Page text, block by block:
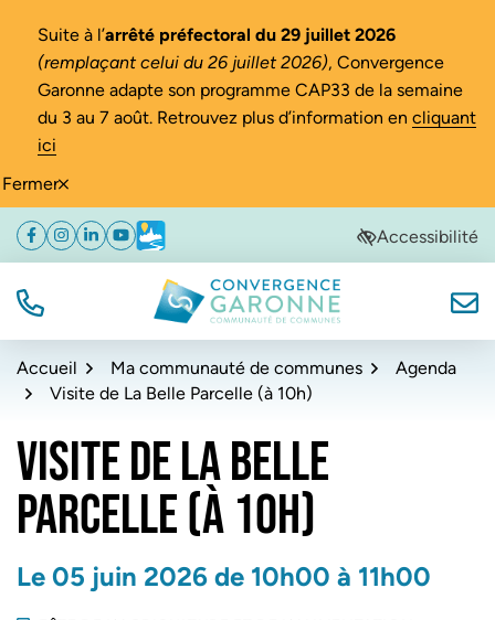
Fermer
Suite à l’arrêté préfectoral du 29 juillet 2026
(remplaçant celui du 26 juillet 2026), Convergence
Garonne adapte son programme CAP33 de la semaine
du 3 au 7 août. Retrouvez plus d’information en cliquant
ici
Aller
navigation
Aller
au
Aller
au
de
Facebook
(ouverture dans un nouvel onglet)
Instagram
(ouverture dans un nouvel onglet)
Linkedin
(ouverture dans un nouvel onglet)
YouTube
(ouverture dans un nouvel onglet)
Météo
(ouverture dans un nouvel onglet)Accessibilité
TÉL. Convergence Garonne
Accueil Ma communauté de communes
Agenda
Visite de La Belle Parcelle (à 10h)
VISITE DE LA BELLE
PARCELLE (À 10H)
Le 05 juin 2026 de 10h00 à 11h00